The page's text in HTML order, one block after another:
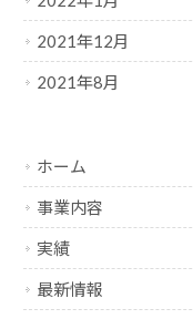
2021年12月
2021年8月
ホーム
事業内容
実績
最新情報